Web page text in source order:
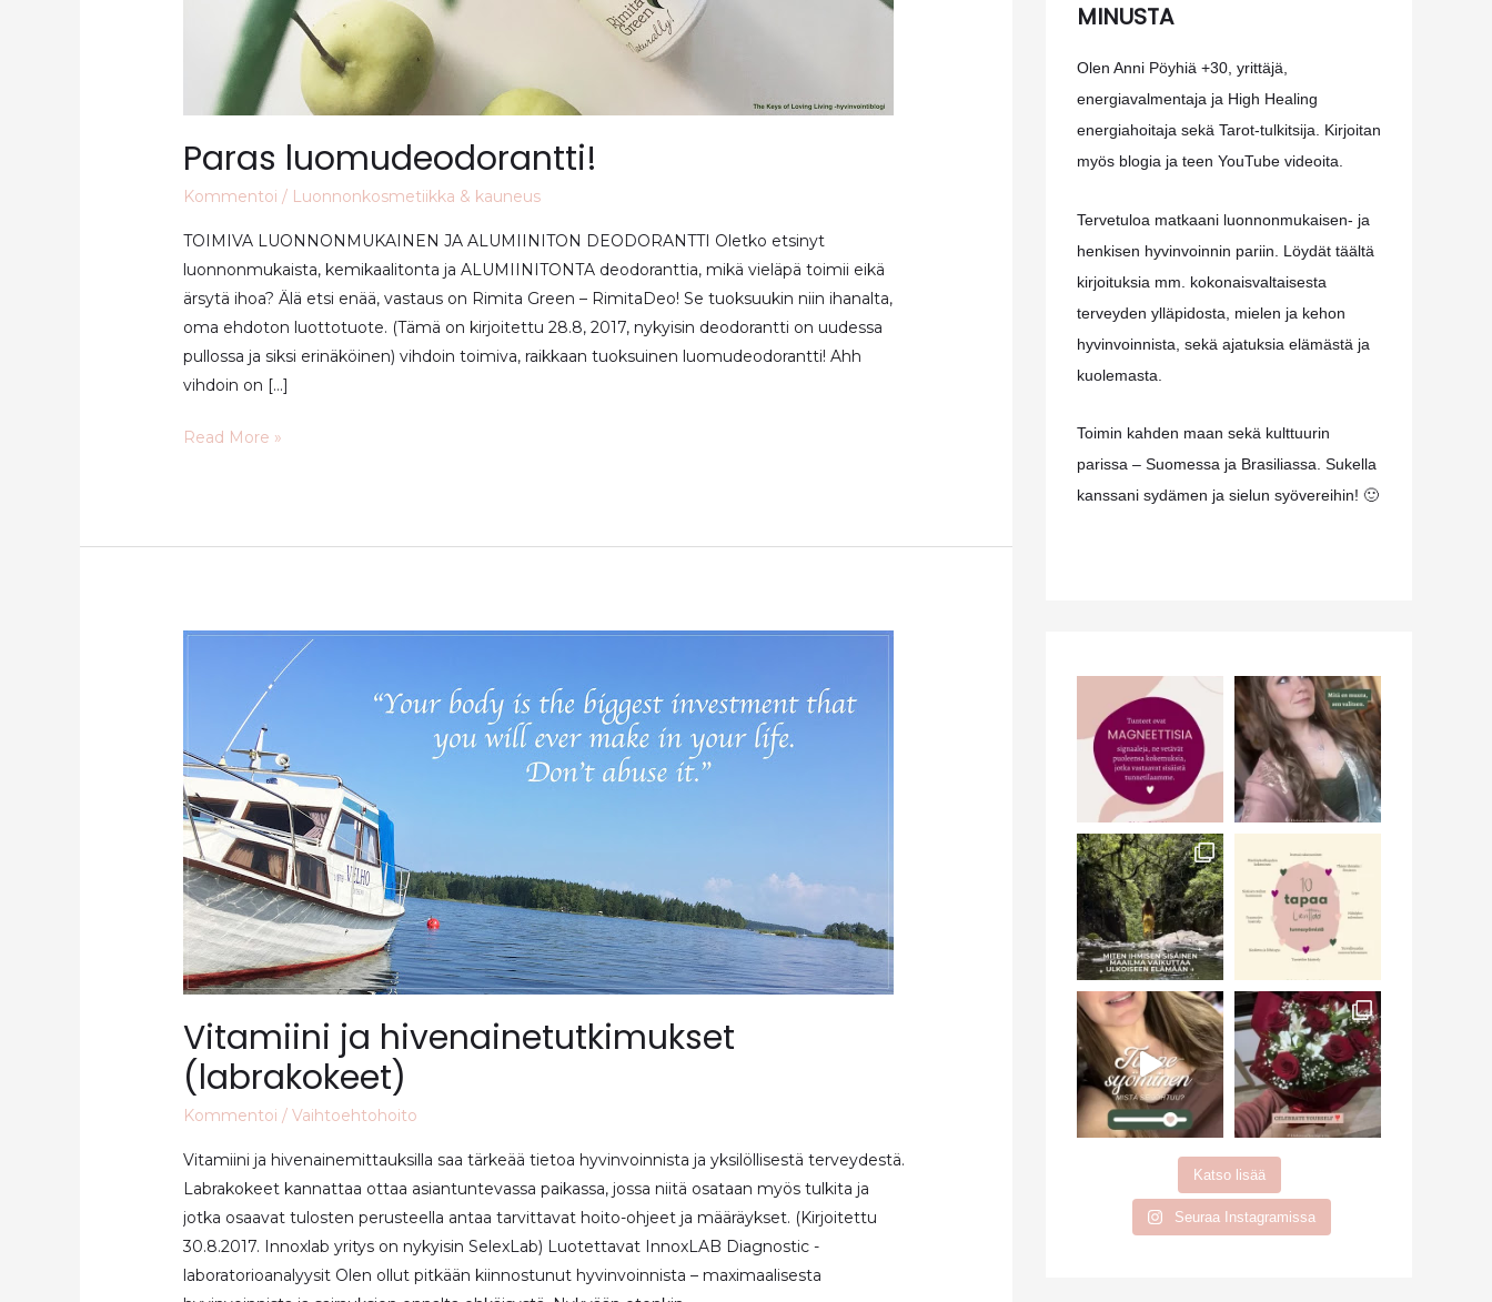
Paras luomudeodorantti!
Kommentoi / Luonnonkosmetiikka & kauneus
TOIMIVA LUONNONMUKAINEN JA ALUMIINITON DEODORANTTI Oletko etsinyt
luonnonmukaista, kemikaalitonta ja ALUMIINITONTA deodoranttia, mikä vieläpä toimii eikä
ärsytä ihoa? Älä etsi enää, vastaus on Rimita Green – RimitaDeo! Se tuoksuukin niin ihanalta,
oma ehdoton luottotuote. (Tämä on kirjoitettu 28.8, 2017, nykyisin deodorantti on uudessa
pullossa ja siksi erinäköinen) vihdoin toimiva, raikkaan tuoksuinen luomudeodorantti! Ahh
vihdoin on […]
Paras
Read More »
Vitamiini ja hivenainetutkimukset
(labrakokeet)
Kommentoi /Vaihtoehtohoito
Vitamiini ja hivenainemittauksilla saa tärkeää tietoa hyvinvoinnista ja yksilöllisestä terveydestä.
Labrakokeet kannattaa ottaa asiantuntevassa paikassa, jossa niitä osataan myös tulkita ja
jotka osaavat tulosten perusteella antaa tarvittavat hoito-ohjeet ja määräykset. (Kirjoitettu
30.8.2017. Innoxlab yritys on nykyisin SelexLab) Luotettavat InnoxLAB Diagnostic -
laboratorioanalyysit Olen ollut pitkään kiinnostunut hyvinvoinnista – maximaalisesta
MINUSTA
Olen Anni Pöyhiä +30, yrittäjä,
energiavalmentaja ja High Healing
energiahoitaja sekä Tarot-tulkitsija. Kirjoitan
myös blogia ja teen YouTube videoita.
Tervetuloa matkaani luonnonmukaisen- ja
henkisen hyvinvoinnin pariin. Löydät täältä
kirjoituksia mm. kokonaisvaltaisesta
terveyden ylläpidosta, mielen ja kehon
hyvinvoinnista, sekä ajatuksia elämästä ja
kuolemasta.
Toimin kahden maan sekä kulttuurin
parissa – Suomessa ja Brasiliassa. Sukella
kanssani sydämen ja sielun syövereihin! 🙂
Katso lisää
Seuraa Instagramissa